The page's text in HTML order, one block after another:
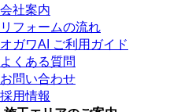
会社案内
リフォームの流れ
オガワAI ご利用ガイド
よくある質問
お問い合わせ
採用情報